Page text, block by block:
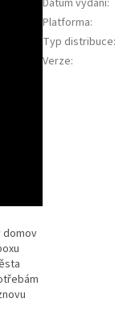
domov
Platforma:
Typ distribuce:
Verze: